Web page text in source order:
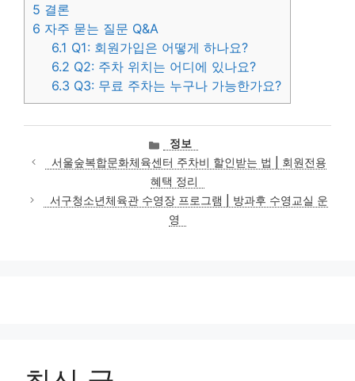
5 결론
6 자주 묻는 질문 Q&A
6.1 Q1: 회원가입은 어떻게 하나요?
6.2 Q2: 주차 위치는 어디에 있나요?
6.3 Q3: 무료 주차는 누구나 가능한가요?
카
테
고
리
정보
서울숲복합문화체육센터 주차비 할인받는 법 | 회원전용
혜택 정리
서구청소년체육관 수영장 프로그램 | 방과후 수영교실 운
영